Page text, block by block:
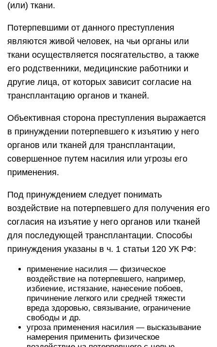
(или) ткани.
Потерпевшими от данного преступления
являются живой человек, на чьи органы или
ткани осуществляется посягательство, а также
его родственники, медицинские работники и
другие лица, от которых зависит согласие на
трансплантацию органов и тканей.
Объективная сторона преступления выражается
в принуждении потерпевшего к изъятию у него
органов или тканей для трансплантации,
совершенное путем насилия или угрозы его
применения.
Под принуждением следует понимать
воздействие на потерпевшего для получения его
согласия на изъятие у него органов или тканей
для последующей трансплантации. Способы
принуждения указаны в ч. 1 статьи 120 УК РФ:
применение насилия — физическое
воздействие на потерпевшего, например,
избиение, истязание, нанесение побоев,
причинение легкого или средней тяжести
вреда здоровью, связывание, ограничение
свободы и др.
угроза применения насилия — высказывание
намерения применить физическое